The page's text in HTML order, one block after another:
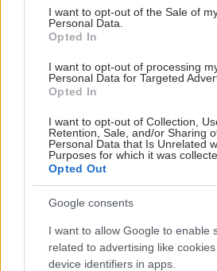
consent section.
I want to opt-out of the Sale of
Personal Data.
Opted In
I want to opt-out of processing
Personal Data for Targeted
Opted In
I want to opt-out of Collection,
Retention, Sale, and/or Sharing
Personal Data that Is Unrelated
Purposes for which it was
Opted Out
Google consents
I want to allow Google to enable
related to advertising like
device identifiers in apps.